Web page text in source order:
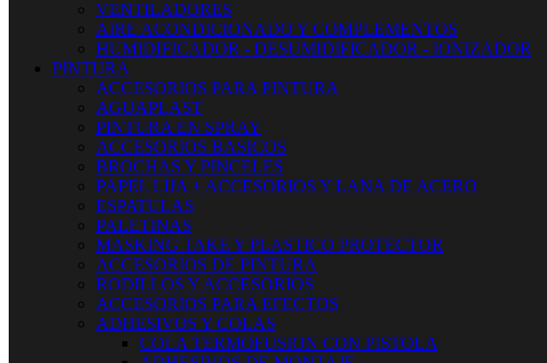
VENTILADORES
AIRE ACONDICIONADO Y COMPLEMENTOS
HUMIDIFICADOR - DESUMIDIFICADOR - IONIZADOR
PINTURA
ACCESORIOS PARA PINTURA
AGUAPLAST
PINTURA EN SPRAY
ACCESORIOS BASICOS
BROCHAS Y PINCELES
PAPEL LIJA + ACCESORIOS Y LANA DE ACERO
ESPATULAS
PALETINAS
MASKING TAKE Y PLASTICO PROTECTOR
ACCESORIOS DE PINTURA
RODILLOS Y ACCESORIOS
ACCESORIOS PARA EFECTOS
ADHESIVOS Y COLAS
COLA TERMOFUSION CON PISTOLA